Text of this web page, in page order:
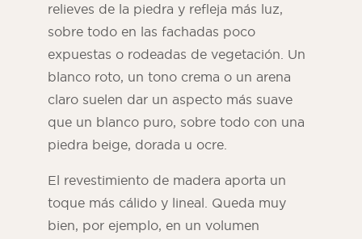
relieves de la piedra y refleja más luz,
sobre todo en las fachadas poco
expuestas o rodeadas de vegetación. Un
blanco roto, un tono crema o un arena
claro suelen dar un aspecto más suave
que un blanco puro, sobre todo con una
piedra beige, dorada u ocre.
El revestimiento de madera aporta un
toque más cálido y lineal. Queda muy
bien, por ejemplo, en un volumen